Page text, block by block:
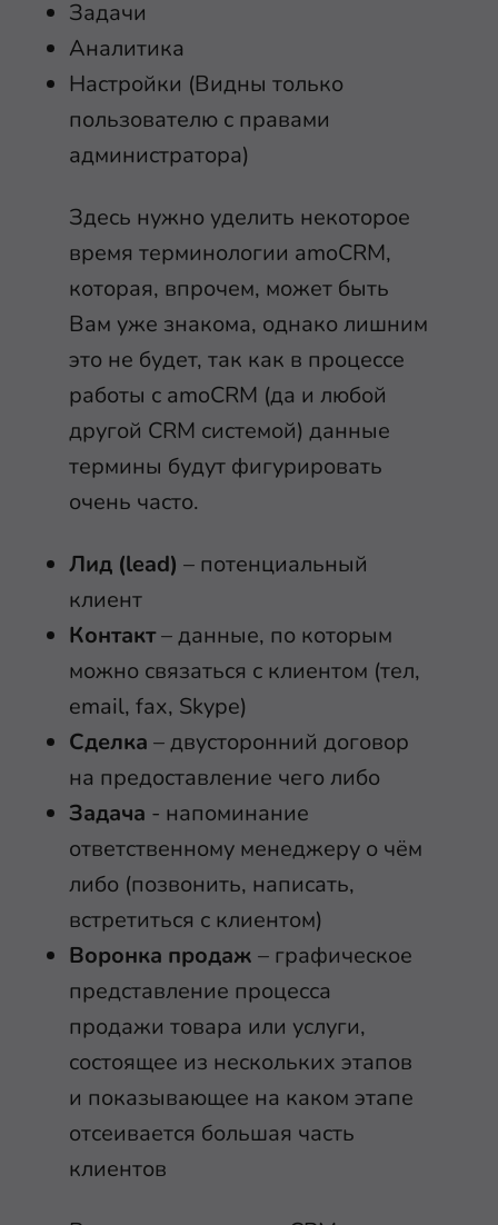
Задачи
Аналитика
Настройки (Видны только
пользователю с правами
администратора)
Здесь нужно уделить некоторое
время терминологии amoCRM,
которая, впрочем, может быть
Вам уже знакома, однако лишним
это не будет, так как в процессе
работы с amoCRM (да и любой
другой CRM системой) данные
термины будут фигурировать
очень часто.
Лид (lead) – потенциальный
клиент
Контакт– данные, по которым
можно связаться с клиентом (тел,
email, fax, Skype)
Сделка – двусторонний договор
на предоставление чего либо
Задача - напоминание
ответственному менеджеру о чём
либо (позвонить, написать,
встретиться с клиентом)
Воронка продаж – графическое
представление процесса
продажи товара или услуги,
состоящее из нескольких этапов
и показывающее на каком этапе
отсеивается большая часть
клиентов